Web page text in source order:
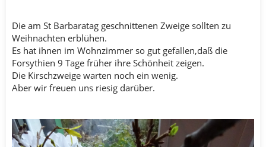
Die am St Barbaratag geschnittenen Zweige sollten zu
Weihnachten erblühen.
Es hat ihnen im Wohnzimmer so gut gefallen,daß die
Forsythien 9 Tage früher ihre Schönheit zeigen.
Die Kirschzweige warten noch ein wenig.
Aber wir freuen uns riesig darüber.